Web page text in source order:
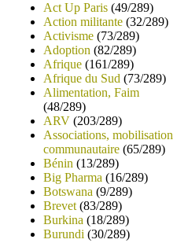
Act Up Paris (49/289)
Action militante (32/289)
Activisme (73/289)
Adoption (82/289)
Afrique (161/289)
Afrique du Sud (73/289)
Alimentation, Faim
(48/289)
ARV (203/289)
Associations, mobilisation
communautaire (65/289)
Bénin (13/289)
Big Pharma (16/289)
Botswana (9/289)
Brevet (83/289)
Burkina (18/289)
Burundi (30/289)